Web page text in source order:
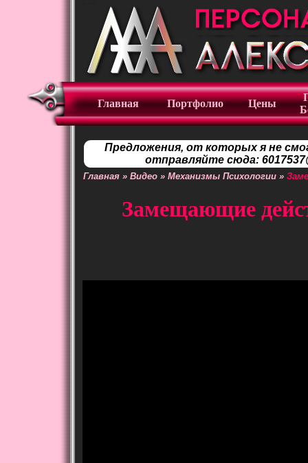
Главная Портфолио Цены
Предложения, от которых я не
отправляйте сюда:
Главная » Видео » Механизмы Психологии »
Замещающие